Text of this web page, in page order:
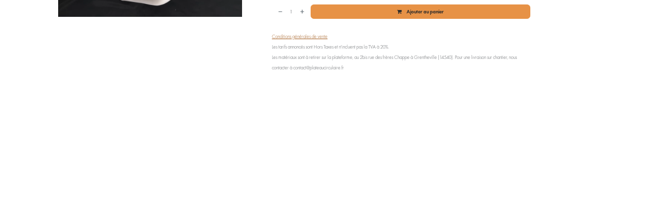
Ajouter au panier
Conditions générales de vente
Les tarifs annoncés sont Hors Taxes et n'incluent pas la TVA à 20%.
Les matériaux sont à retirer sur la plateforme, au 2bis rue des frères Chappe à Grentheville (14540). Pour une livraison sur chantier, nous
contacter à contact@plateaucirculaire.fr